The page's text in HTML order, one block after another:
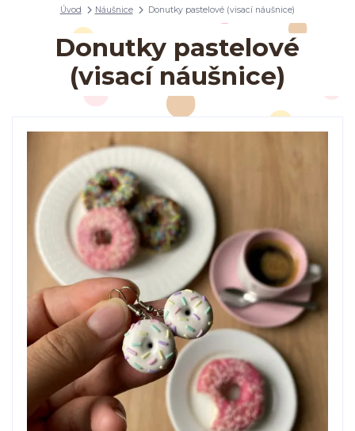
Úvod Náušnice Donutky pastelové (visací náušnice)
Donutky pastelové
(visací náušnice)